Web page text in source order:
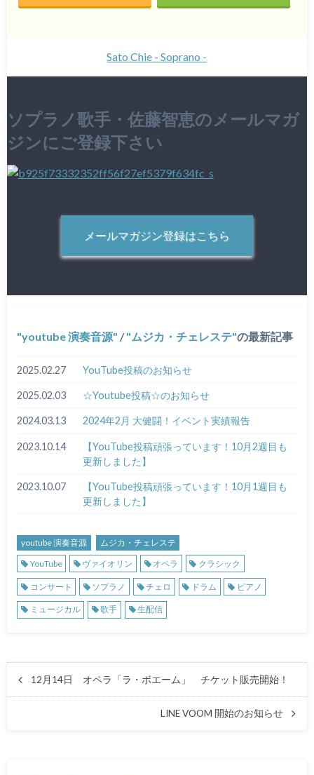
Sato Chie - Soprano -
ソプラノ歌手・佐藤智恵のメールマガ
ジンにご登録下さい
メールマガジン登録はこちら
youtube 演奏音源 / ムジカ・チェレステ の最新記事
2025.02.27 YouTube投稿のお知らせ
2025.02.03 ☆Youtube投稿☆のお知らせ
2024.03.13 2024年2月 大健闘！イベント実績報告
2023.10.14
【YouTube投稿頑張っています！10月2週目も
更新しました】
2023.10.07
【YouTube投稿頑張っています！10月1週目も
更新しました】
youtube 演奏音源
ムジカ・チェレステ
YouTube
ヴァイオリン オペラ クラシック
コンサート ソプラノ チェロ ドラム ピアノ
ミュージカル 歌手 生配信
12月14日 オペラ「ラ・ボエーム」 チケット販売開始！
LINE VOOM 開始のお知らせ